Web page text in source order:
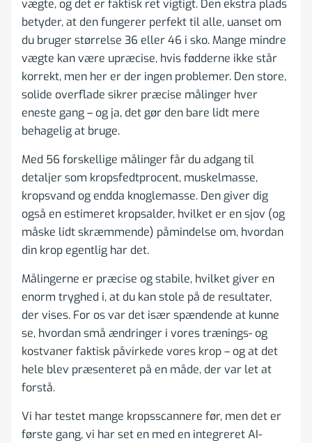
vægte, og det er faktisk ret vigtigt. Den ekstra plads
betyder, at den fungerer perfekt til alle, uanset om
du bruger størrelse 36 eller 46 i sko. Mange mindre
vægte kan være upræcise, hvis fødderne ikke står
korrekt, men her er der ingen problemer. Den store,
solide overflade sikrer præcise målinger hver
eneste gang – og ja, det gør den bare lidt mere
behagelig at bruge.
Med 56 forskellige målinger får du adgang til
detaljer som kropsfedtprocent, muskelmasse,
kropsvand og endda knoglemasse. Den giver dig
også en estimeret kropsalder, hvilket er en sjov (og
måske lidt skræmmende) påmindelse om, hvordan
din krop egentlig har det.
Målingerne er præcise og stabile, hvilket giver en
enorm tryghed i, at du kan stole på de resultater,
der vises. For os var det især spændende at kunne
se, hvordan små ændringer i vores trænings- og
kostvaner faktisk påvirkede vores krop – og at det
hele blev præsenteret på en måde, der var let at
forstå.
Vi har testet mange kropsscannere før, men det er
første gang, vi har set en med en integreret AI-